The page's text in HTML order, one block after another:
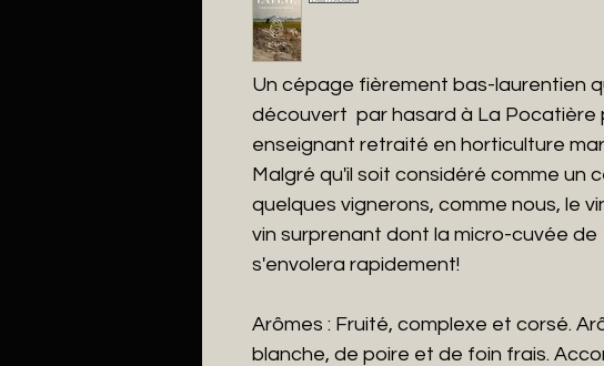
Un cépage fièrement bas-laurentien
découvert par hasard à La Pocatière
enseignant retraité en horticulture
Malgré qu'il soit considéré comme un
quelques vignerons, comme nous, le
vin surprenant dont la micro-cuvée de
s'envolera rapidement!
Arômes : Fruité, complexe et corsé.
blanche, de poire et de foin frais.